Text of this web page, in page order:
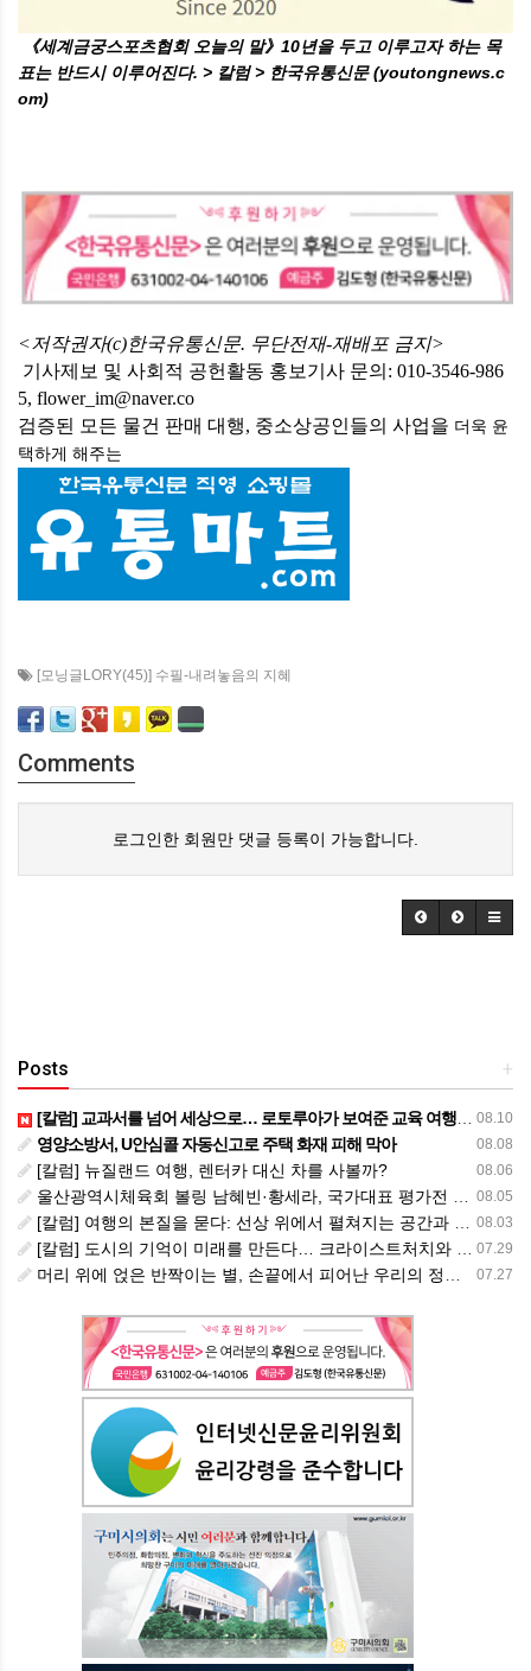
《세계금궁스포츠협회 오늘의 말》10년을 두고 이루고자 하는 목
표는 반드시 이루어진다. > 칼럼 > 한국유통신문 (youtongnews.c
om)
<저작권자(c)한국유통신문. 무단전재-재배포 금지>
기사제보 및 사회적 공헌활동 홍보기사 문의: 010-3546-986
5, flower_im@naver.co
검증된 모든 물건 판매 대행, 중소상공인들의 사업을 더욱 윤
택하게 해주는
[모닝글LORY(45)] 수필-내려놓음의 지혜
Comments
로그인한 회원만 댓글 등록이 가능합니다.
+
Posts
08.10
[칼럼] 교과서를 넘어 세상으로… 로토루아가 보여준 교육 여행의 가치
08.08
영양소방서, U안심콜 자동신고로 주택 화재 피해 막아
08.06
[칼럼] 뉴질랜드 여행, 렌터카 대신 차를 사볼까?
08.05
울산광역시체육회 볼링 남혜빈·황세라, 국가대표 평가전 통과… ‘아시아선수권 출전’
08.03
[칼럼] 여행의 본질을 묻다: 선상 위에서 펼쳐지는 공간과 사람, 그리고 미식의 미학
07.29
[칼럼] 도시의 기억이 미래를 만든다… 크라이스트처치와 한국 도시가 주는 교훈
07.27
머리 위에 얹은 반짝이는 별, 손끝에서 피어난 우리의 정체성